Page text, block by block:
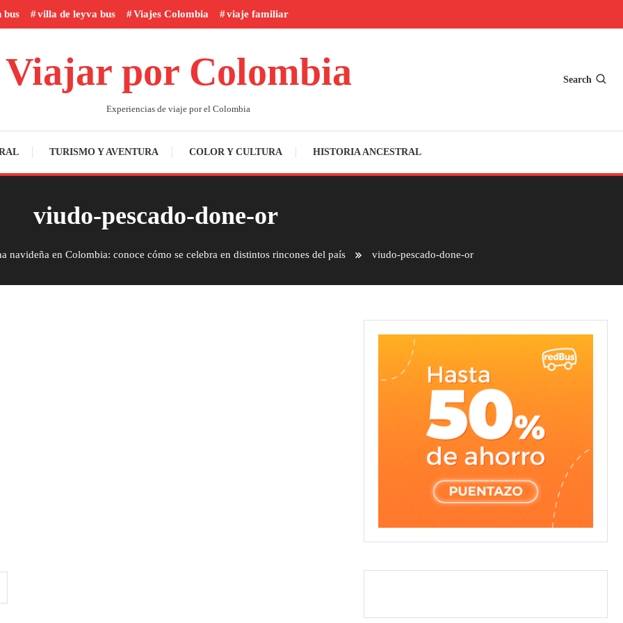
bus villa de leyva bus Viajes Colombia viaje familiar
Viajar por Colombia
Experiencias de viaje por el Colombia
Search
TURISMO Y AVENTURA COLOR Y CULTURA HISTORIA ANCESTRAL
viudo-pescado-done-or
navideña en Colombia: conoce cómo se celebra en distintos rincones del país viudo-pescado-done-or